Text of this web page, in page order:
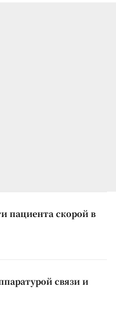
пациента скорой в
связи и